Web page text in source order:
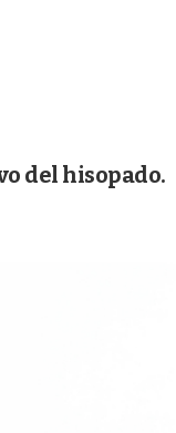
del hisopado.